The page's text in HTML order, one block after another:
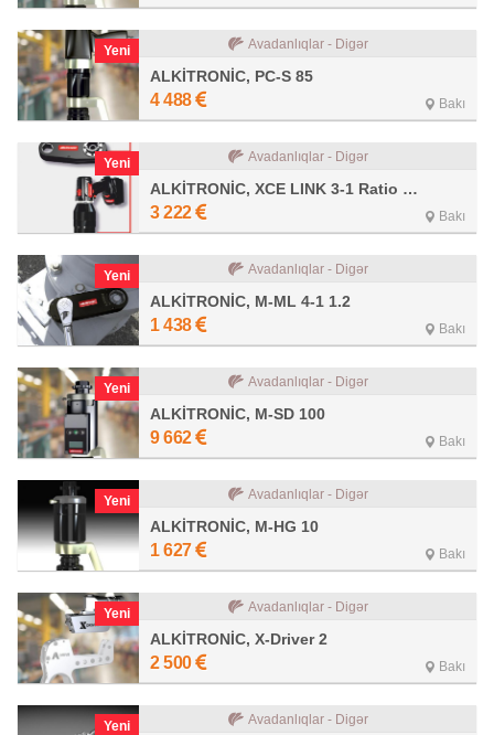
Yeni Avadanlıqlar - Digər
ALKİTRONİC, PC-S 85
4 488 Bakı
Yeni Avadanlıqlar - Digər
ALKİTRONİC, XCE LINK 3-1 Ratio 3.4
3 222 Bakı
Yeni Avadanlıqlar - Digər
ALKİTRONİC, M-ML 4-1 1.2
1 438 Bakı
Yeni Avadanlıqlar - Digər
ALKİTRONİC, M-SD 100
9 662 Bakı
Yeni Avadanlıqlar - Digər
ALKİTRONİC, M-HG 10
1 627 Bakı
Yeni Avadanlıqlar - Digər
ALKİTRONİC, X-Driver 2
2 500 Bakı
Yeni Avadanlıqlar - Digər